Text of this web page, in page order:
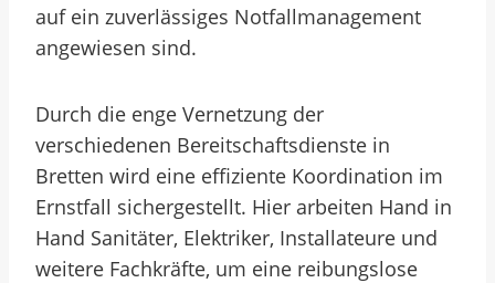
auf ein zuverlässiges Notfallmanagement
angewiesen sind.
Durch die enge Vernetzung der
verschiedenen Bereitschaftsdienste in
Bretten wird eine effiziente Koordination im
Ernstfall sichergestellt. Hier arbeiten Hand in
Hand Sanitäter, Elektriker, Installateure und
weitere Fachkräfte, um eine reibungslose